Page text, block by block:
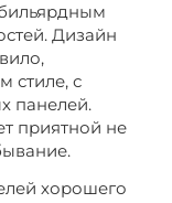
Дизайн
стиле, с
панелей.
приятной не
хорошего